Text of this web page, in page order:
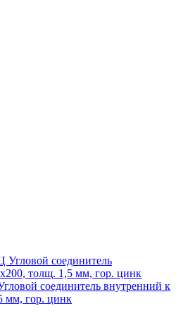
соединитель внутренний к
мм, гор. цинк